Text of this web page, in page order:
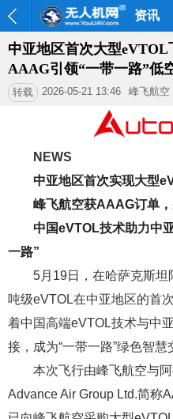
资讯
中亚地区首次大型
AAAG引领“一带一路”低
转载 2026-05-21 13:46 峰飞航空
NEWS
中亚地区首次实现大型
峰飞航空获AAAG订单
中国eVTOL技术助力中
一路”
5月19日，在哈萨克斯
吨级eVTOL在中亚地区的首
着中国高端eVTOL技术与中
接，成为“一带一路”绿色智慧
本次飞行由峰飞航空与
Advance Air Group Ltd.简称